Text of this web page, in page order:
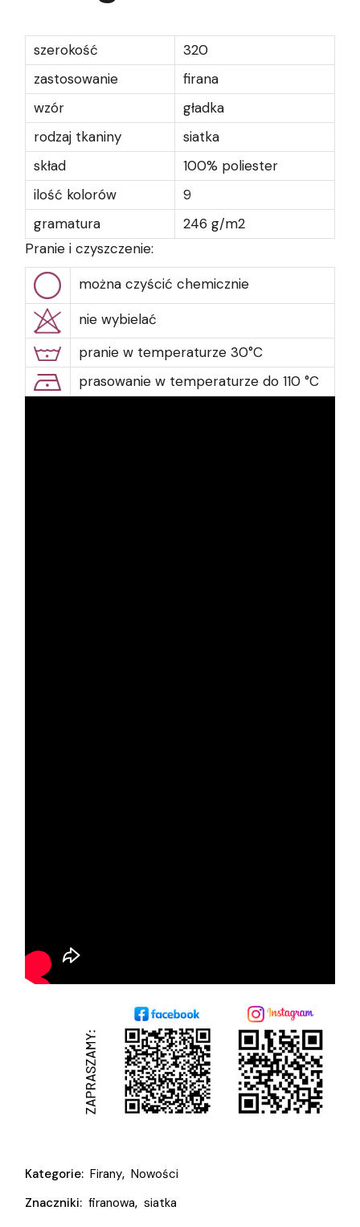
szerokość
320
zastosowanie
firana
wzór
gładka
rodzaj tkaniny
siatka
skład
100% poliester
ilość kolorów
9
gramatura
246 g/m2
Pranie i czyszczenie:
można czyścić chemicznie
nie wybielać
pranie w temperaturze 30°C
prasowanie w temperaturze do 110 °C
Kategorie: Firany, Nowości
Znaczniki: firanowa, siatka